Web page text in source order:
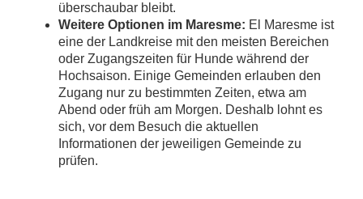
überschaubar bleibt.
Weitere Optionen im Maresme: El Maresme ist
eine der Landkreise mit den meisten Bereichen
oder Zugangszeiten für Hunde während der
Hochsaison. Einige Gemeinden erlauben den
Zugang nur zu bestimmten Zeiten, etwa am
Abend oder früh am Morgen. Deshalb lohnt es
sich, vor dem Besuch die aktuellen
Informationen der jeweiligen Gemeinde zu
prüfen.